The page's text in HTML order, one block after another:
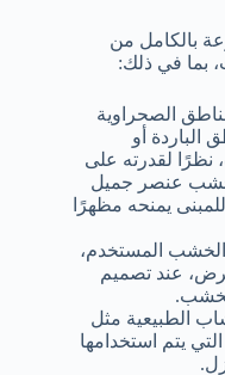
بالكامل من
بما في ذلك:
الصحراوية
الباردة أو
نظرًا لقدرته على
عنصر جميل
يمنحه مظهرًا
المستخدم،
عند تصميم
الطبيعية مثل
يتم استخدامها